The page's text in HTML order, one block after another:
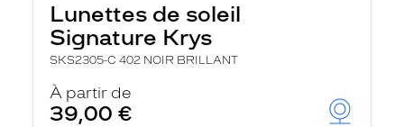
Lunettes de soleil
Signature Krys
SKS2305-C 402 NOIR BRILLANT
À partir de
39,00 €